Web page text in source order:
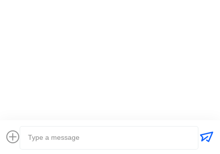
কপিরাইট © 2024-2026 Wincoo Engineering Co., Ltd.. সমস্ত অধিকার সংরক্ষিত।